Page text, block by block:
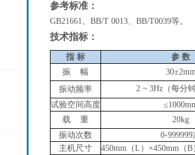
参考标准：
GB21661、BB/T 0013、BB/T0039等。
技术指标 ：
指 标 参 数
振
幅
振动频率
2 ~ 3Hz（每分钟
试验空间高度
载
重
20kg
振动次数
0-999999
主机尺寸
450mm（L）×450mm（B